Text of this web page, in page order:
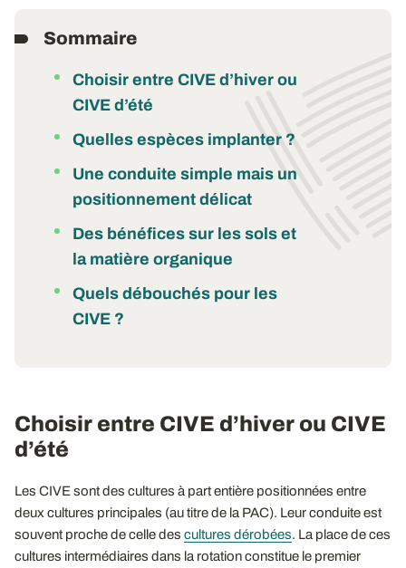
Sommaire
Choisir entre CIVE d’hiver ou
CIVE d’été
Quelles espèces implanter ?
Une conduite simple mais un
positionnement délicat
Des bénéfices sur les sols et
la matière organique
Quels débouchés pour les
CIVE ?
Choisir entre CIVE d’hiver ou CIVE
d’été
Les CIVE sont des cultures à part entière positionnées entre
deux cultures principales (au titre de la PAC). Leur conduite est
souvent proche de celle des cultures dérobées. La place de ces
cultures intermédiaires dans la rotation constitue le premier